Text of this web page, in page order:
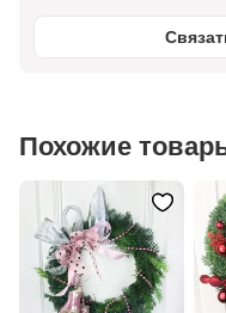
Похожие